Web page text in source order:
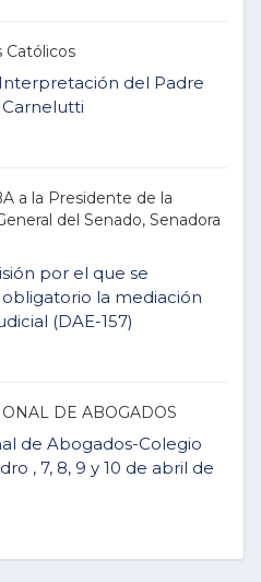
Católicos
del Padre
a la Presidente de la
del Senado, Senadora
por el que se
la mediación
(DAE-157)
DE ABOGADOS
de Abogados-Colegio
, 7, 8, 9 y 10 de abril de